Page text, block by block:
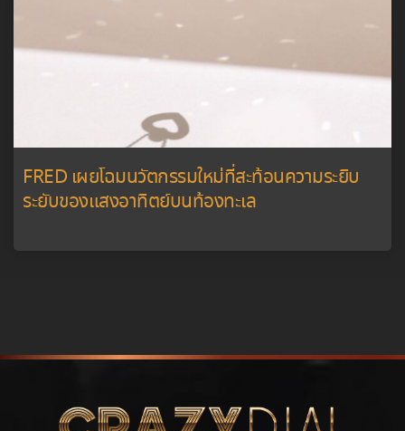
FRED เผยโฉมนวัตกรรมใหม่ที่สะท้อนความระยิบ
ระยับของแสงอาทิตย์บนท้องทะเล